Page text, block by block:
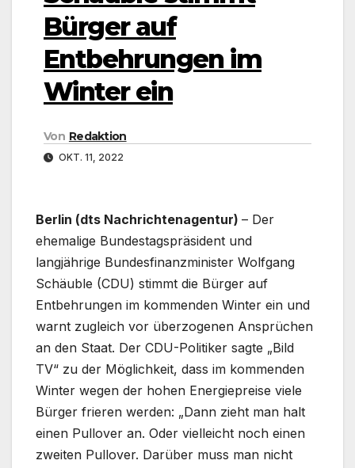
Bürger auf
Entbehrungen im
Winter ein
Von Redaktion
OKT. 11, 2022
Berlin (dts Nachrichtenagentur) – Der
ehemalige Bundestagspräsident und
langjährige Bundesfinanzminister Wolfgang
Schäuble (CDU) stimmt die Bürger auf
Entbehrungen im kommenden Winter ein und
warnt zugleich vor überzogenen Ansprüchen
an den Staat. Der CDU-Politiker sagte „Bild
TV“ zu der Möglichkeit, dass im kommenden
Winter wegen der hohen Energiepreise viele
Bürger frieren werden: „Dann zieht man halt
einen Pullover an. Oder vielleicht noch einen
zweiten Pullover. Darüber muss man nicht